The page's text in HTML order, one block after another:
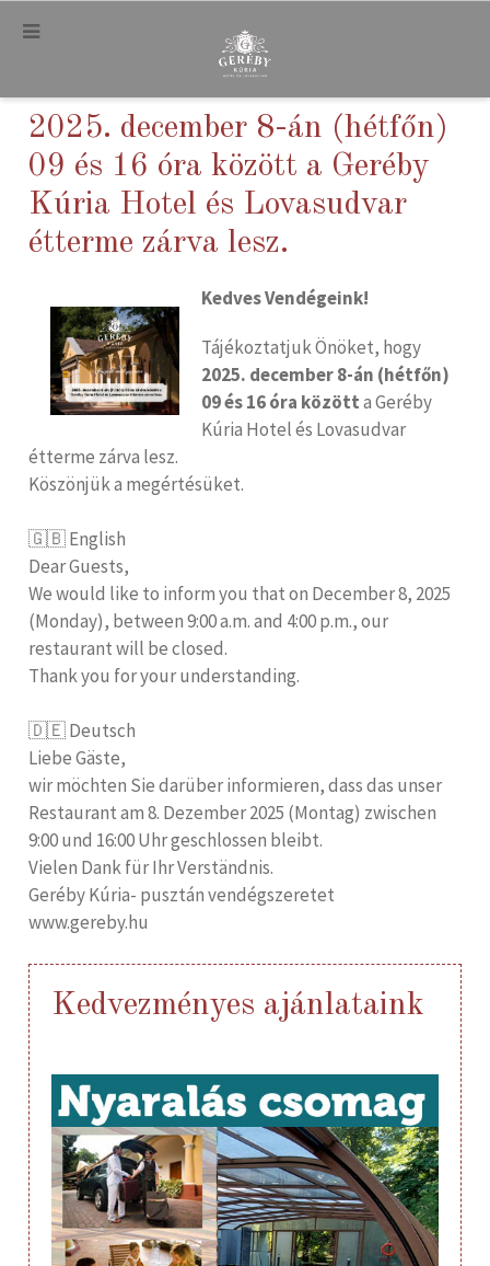
.
2025. december 8-án (hétfőn)
09 és 16 óra között a Geréby
Kúria Hotel és Lovasudvar
étterme zárva lesz.
Kedves Vendégeink!
Tájékoztatjuk Önöket, hogy
2025. december 8-án (hétfőn)
09 és 16 óra közötta Geréby
Kúria Hotel és Lovasudvar
étterme zárva lesz.
Köszönjük a megértésüket.
🇬🇧 English
Dear Guests,
We would like to inform you that on December 8, 2025
(Monday), between 9:00 a.m. and 4:00 p.m., our
restaurant will be closed.
Thank you for your understanding.
🇩🇪 Deutsch
Liebe Gäste,
wir möchten Sie darüber informieren, dass das unser
Restaurant am 8. Dezember 2025 (Montag) zwischen
9:00 und 16:00 Uhr geschlossen bleibt.
Vielen Dank für Ihr Verständnis.
Geréby Kúria- pusztán vendégszeretet
www.gereby.hu
Kedvezményes ajánlataink